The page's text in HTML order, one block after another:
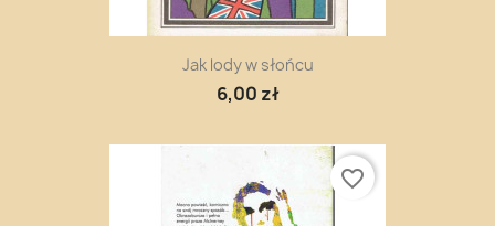
Jak lody w słońcu
6,00 zł
favorite_border